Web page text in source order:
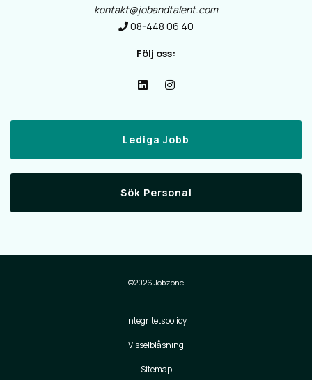
kontakt@jobandtalent.com
08-448 06 40
Följ oss:
Lediga Jobb
Sök Personal
©2026 Jobzone
Integritetspolicy
Visselblåsning
Sitemap